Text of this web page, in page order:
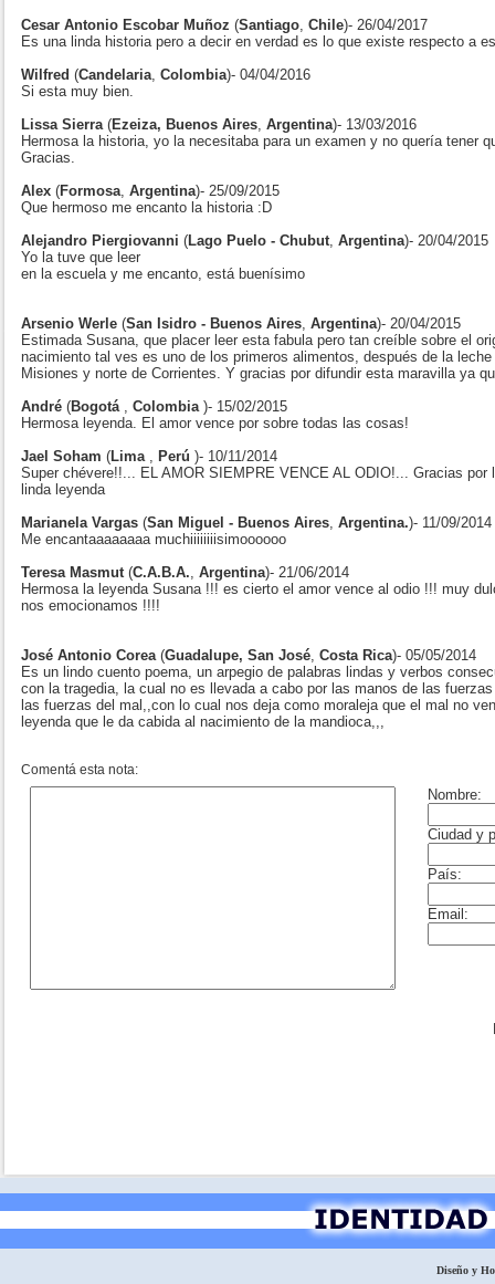
Cesar Antonio Escobar Muñoz (Santiago Chile)- 26/04/2017
Es una linda historia pero a decir en verdad es lo que existe respecto a
Wilfred (Candelaria Colombia)- 04/04/2016
Si esta muy bien.
Lissa Sierra (Ezeiza, Buenos Aires Argentina)- 13/03/2016
Hermosa la historia, yo la necesitaba para un examen y no quería tener
Gracias.
Alex (Formosa Argentina)- 25/09/2015
Que hermoso me encanto la historia :D
Alejandro Piergiovanni ( Lago Puelo - Chubut Argentina)- 20/04/2015
Yo la tuve que leer
en la escuela y me encanto, está buenísimo
Arsenio Werle (San Isidro - Buenos Aires Argentina)- 20/04/2015
Estimada Susana, que placer leer esta fabula pero tan creíble sobre el
nacimiento tal ves es uno de los primeros alimentos, después de la
Misiones y norte de Corrientes. Y gracias por difundir esta maravilla ya
André (Bogotá Colombia )- 15/02/2015
Hermosa leyenda. El amor vence por sobre todas las cosas!
Jael Soham ( Lima Perú )- 10/11/2014
Super chévere!!... EL AMOR SIEMPRE VENCE AL ODIO!... Gracias por
linda leyenda
Marianela Vargas (San Miguel - Buenos Aires Argentina.)- 11/09/2014
Me encantaaaaaaaa muchiiiiiiiisimoooooo
Teresa Masmut (C.A.B.A. Argentina)- 21/06/2014
Hermosa la leyenda Susana !!! es cierto el amor vence al odio !!! muy
nos emocionamos !!!!
José Antonio Corea (Guadalupe, San José Costa Rica)- 05/05/2014
Es un lindo cuento poema, un arpegio de palabras lindas y verbos
con la tragedia, la cual no es llevada a cabo por las manos de las
las fuerzas del mal,,con lo cual nos deja como moraleja que el mal no
leyenda que le da cabida al nacimiento de la mandioca,,,
Comentá esta nota:
Diseño y